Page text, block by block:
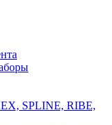
SPLINE, RIBE,